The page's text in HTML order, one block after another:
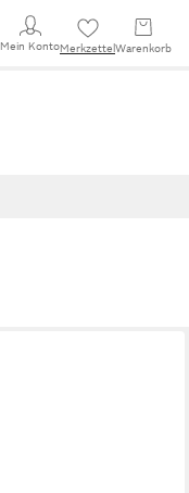
Mein KontoMerkzettel Warenkorb